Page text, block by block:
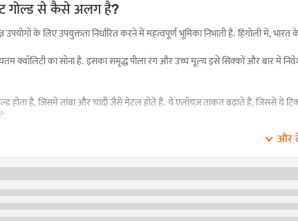
गोल्ड से कैसे अलग है?
उपयोगों के लिए उपयुक्तता निर्धारित करने में महत्वपूर्ण भूमिका निभाती है. हिंगोली
क्वॉलिटी का सोना है. इसका समृद्ध पीला रंग और उच्च मूल्य इसे सिक्कों और बार में
होता है, जिसमें तांबा और चांदी जैसे मेटल होते हैं. ये एलॉयज़ ताकत बढ़ाते हैं, जिससे
के लिए इन अंतरों को समझना आवश्यक है. हालांकि 24-कैरेट सोना निवेश के लिए आदर्श
बनाम 18 कैरेट गोल्ड की शुद्धता
है, जो ज्वेलरी, निवेश या दैनिक उपयोग जैसी विशिष्ट आवश्यकताओं के अनुसार उपयुक्त
और